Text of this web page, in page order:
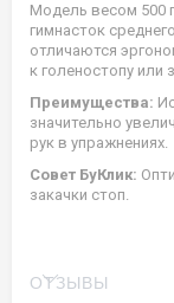
Модель весом 500
гимнасток
отличаются
к голеностопу или
Преимущества:
значительно
рук в упражнениях.
Совет БуКлик:
закачки стоп.
ОТЗЫВЫ